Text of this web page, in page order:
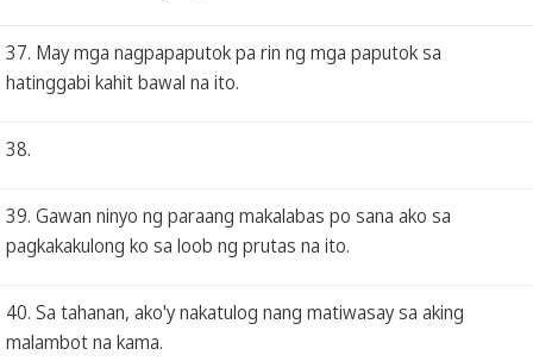
37. May mga nagpapaputok pa rin ng mga paputok sa
hatinggabi kahit bawal na ito.
38.
39. Gawan ninyo ng paraang makalabas po sana ako sa
pagkakakulong ko sa loob ng prutas na ito.
40. Sa tahanan, ako'y nakatulog nang matiwasay sa aking
malambot na kama.